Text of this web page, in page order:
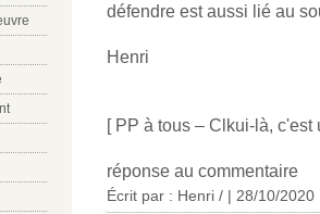
défendre est aussi lié au
Henri
[ PP à tous – Clkui-là, c'est
réponse au commentaire
Écrit par : Henri / | 28/10/2020